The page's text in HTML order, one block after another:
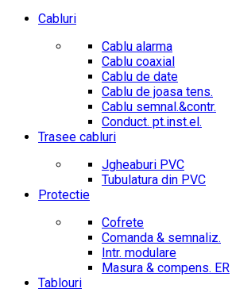
Cabluri
Cablu alarma
Cablu coaxial
Cablu de date
Cablu de joasa tens.
Cablu semnal.&contr.
Conduct. pt.inst.el.
Trasee cabluri
Jgheaburi PVC
Tubulatura din PVC
Protectie
Cofrete
Comanda & semnaliz.
Intr. modulare
Masura & compens. ER
Tablouri